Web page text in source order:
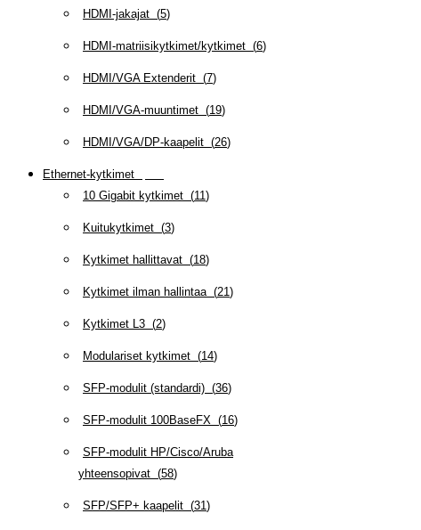
HDMI-jakajat (5)
HDMI-matriisikytkimet/kytkimet (6)
HDMI/VGA Extenderit (7)
HDMI/VGA-muuntimet (19)
HDMI/VGA/DP-kaapelit (26)
Ethernet-kytkimet
10 Gigabit kytkimet (11)
Kuitukytkimet (3)
Kytkimet hallittavat (18)
Kytkimet ilman hallintaa (21)
Kytkimet L3 (2)
Modulariset kytkimet (14)
SFP-modulit (standardi) (36)
SFP-modulit 100BaseFX (16)
SFP-modulit HP/Cisco/Aruba
yhteensopivat (58)
SFP/SFP+ kaapelit (31)